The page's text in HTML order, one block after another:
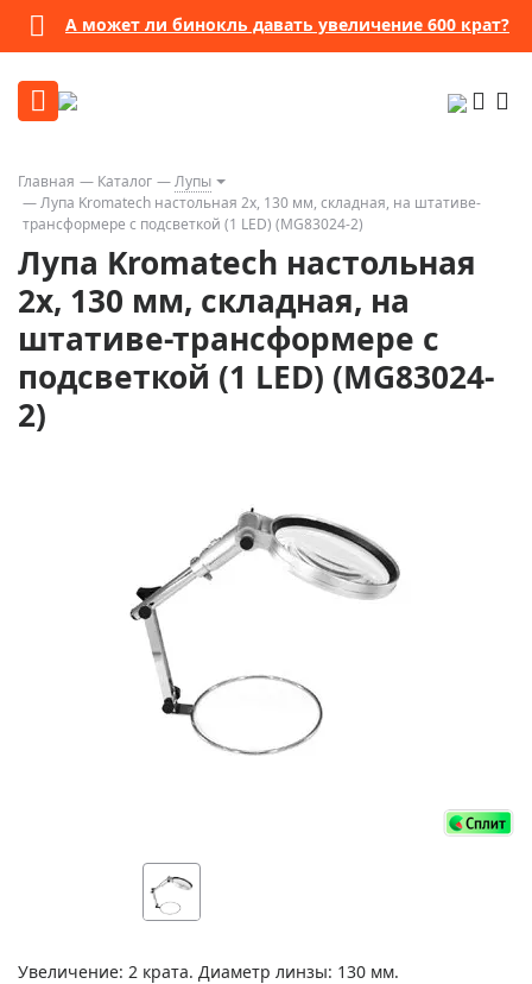
А может ли бинокль давать увеличение 600 крат?
Главная Каталог
Лупы
Лупа Kromatech настольная 2x, 130 мм, складная, на штативе-
трансформере с подсветкой (1 LED) (MG83024-2)
Лупа Kromatech настольная
2x, 130 мм, складная, на
штативе-трансформере с
подсветкой (1 LED) (MG83024-
2)
Увеличение: 2 крата. Диаметр линзы: 130 мм.